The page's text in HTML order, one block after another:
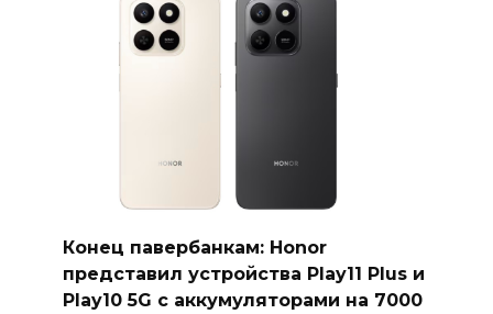
Конец павербанкам: Honor
представил устройства Play11 Plus и
Play10 5G с аккумуляторами на 7000